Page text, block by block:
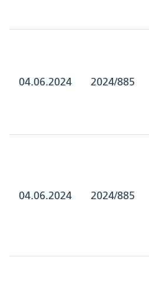
04.06.2024 2024/885
04.06.2024 2024/885